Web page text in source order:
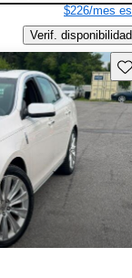
$226/mes
Verif. disponibilidad